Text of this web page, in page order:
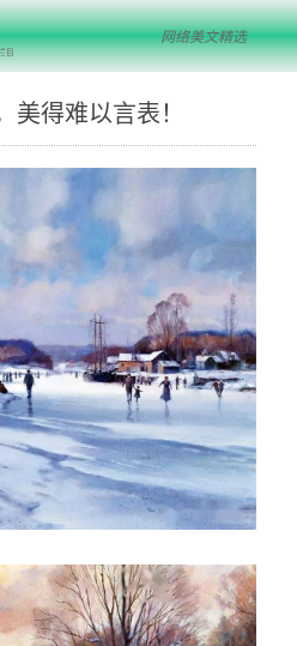
目
网络美文精选
美得难以言表！